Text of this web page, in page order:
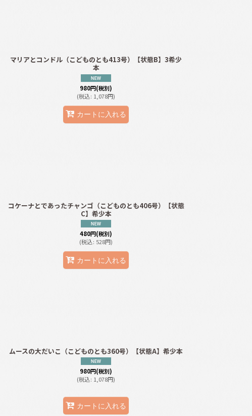
マリアとコンドル（こどものとも413号）【状態B】3希少
本
980円(税別)
(税込: 1,078円)
カートに入れる
コケーナとであったチャンゴ（こどものとも406号）【状態
C】希少本
480円(税別)
(税込: 528円)
カートに入れる
ムースの大だいこ（こどものとも360号）【状態A】希少本
980円(税別)
(税込: 1,078円)
カートに入れる